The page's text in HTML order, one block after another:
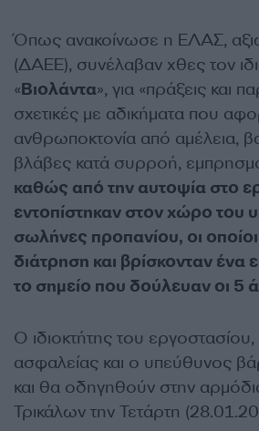
Όπως ανακοίνωσε η ΕΛΑΣ,
(ΔΑΕΕ), συνέλαβαν χθες τον
«Βιολάντα», για «πράξεις και
σχετικές με αδικήματα που
ανθρωποκτονία από αμέλεια,
βλάβες κατά συρροή,
καθώς από την αυτοψία στο
εντοπίστηκαν στον χώρο του
σωλήνες προπανίου, οι οποίοι
διάτρηση και βρίσκονταν ένα
το σημείο που δούλευαν οι 5
Ο ιδιοκτήτης του εργοστασίου,
ασφαλείας και ο υπεύθυνος
και θα οδηγηθούν στην
Τρικάλων την Τετάρτη